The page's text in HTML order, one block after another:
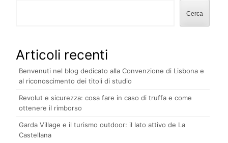
Cerca
Articoli recenti
Benvenuti nel blog dedicato alla Convenzione di Lisbona e
al riconoscimento dei titoli di studio
Revolut e sicurezza: cosa fare in caso di truffa e come
ottenere il rimborso
Garda Village e il turismo outdoor: il lato attivo de La
Castellana